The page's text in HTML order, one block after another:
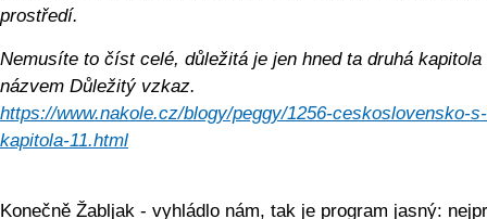
prostředí.
Nemusíte to číst celé, důležitá je jen hned ta druhá kapitola
názvem Důležitý vzkaz.
https://www.nakole.cz/blogy/peggy/1256-ceskoslovensko-
kapitola-11.html
Konečně Žabljak - vyhládlo nám, tak je program jasný: